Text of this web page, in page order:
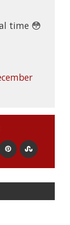
time 😳